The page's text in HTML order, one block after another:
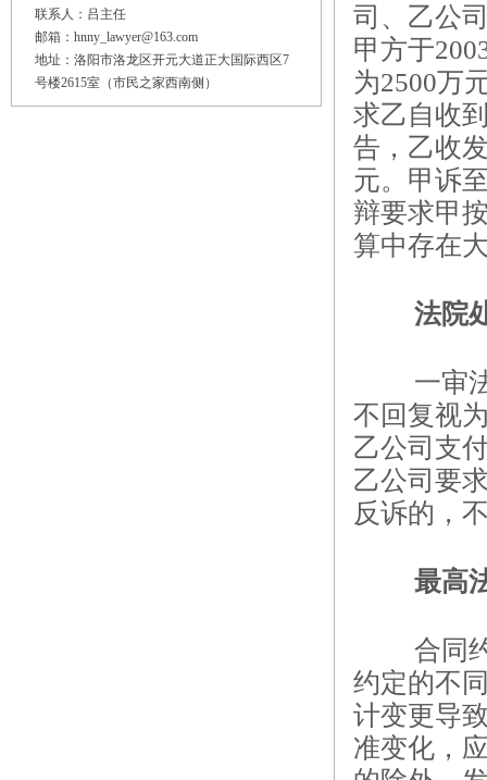
联系人：吕主任
邮箱：hnny_lawyer@163.com
地址：洛阳市洛龙区开元大道正大国际西区7
号楼2615室（市民之家西南侧）
司、乙公
甲方于
为2500万
求乙自收
告，乙收
元。甲诉
辩要求甲
算中存在
法院
一审
不回复视
乙公司支
乙公司要
反诉的，
最高
合同
约定的不
计变更导
准变化，